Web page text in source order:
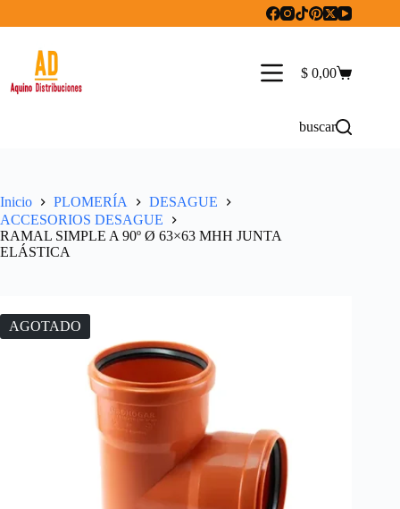
Carro
$ 0,00
buscar
Inicio PLOMERÍA
DESAGUE
ACCESORIOS DESAGUE
RAMAL SIMPLE A 90º Ø 63×63 MHH JUNTA
ELÁSTICA
AGOTADO